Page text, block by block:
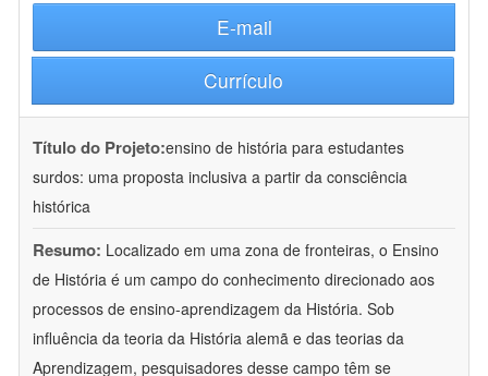
E-mail
Currículo
Título do Projeto:ensino de história para estudantes
surdos: uma proposta inclusiva a partir da consciência
histórica
Resumo: Localizado em uma zona de fronteiras, o Ensino
de História é um campo do conhecimento direcionado aos
processos de ensino-aprendizagem da História. Sob
influência da teoria da História alemã e das teorias da
Aprendizagem, pesquisadores desse campo têm se